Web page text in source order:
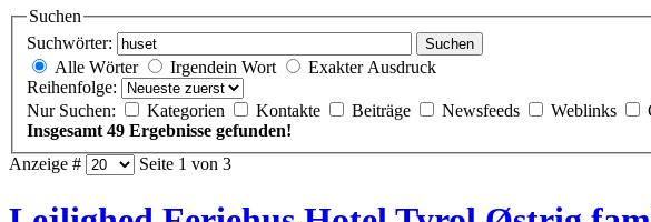
Suchen
Suchwörter:
Suchen
Alle Wörter Irgendein Wort
Exakter Ausdruck
Reihenfolge:
Nur Suchen:
Kategorien Kontakte Beiträge Newsfeeds Weblinks
Insgesamt 49 Ergebnisse gefunden!
Anzeige #
Seite 1 von 3